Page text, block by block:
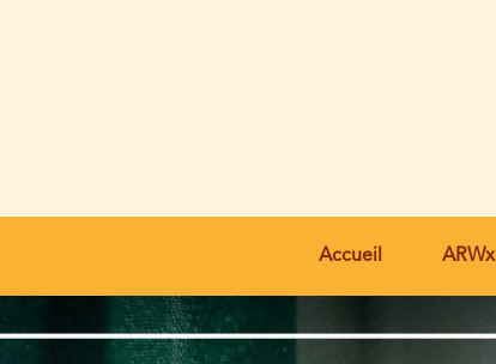
Accueil ARWx